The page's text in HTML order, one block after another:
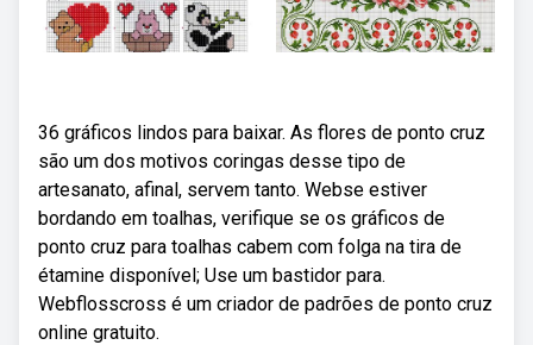
36 gráficos lindos para baixar. As flores de ponto cruz
são um dos motivos coringas desse tipo de
artesanato, afinal, servem tanto. Webse estiver
bordando em toalhas, verifique se os gráficos de
ponto cruz para toalhas cabem com folga na tira de
étamine disponível; Use um bastidor para.
Webflosscross é um criador de padrões de ponto cruz
online gratuito.